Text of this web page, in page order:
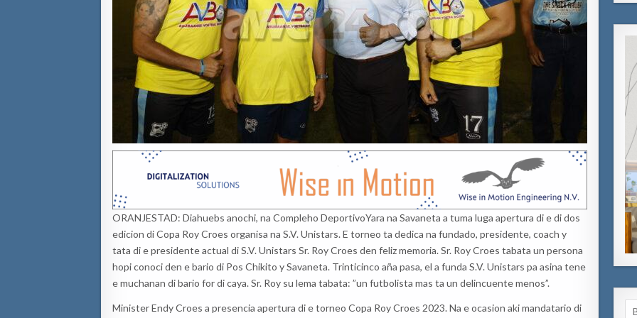
ORANJESTAD: Diahuebs anochi, na Compleho DeportivoYara na Savaneta a tuma luga apertura di e di dos
edicion di Copa Roy Croes organisa na S.V. Unistars.E torneo ta dedica na fundado, presidente, coach y
tata di e presidente actual di S.V. Unistars Sr. Roy Croes den feliz memoria.Sr. Roy Croes tabata un persona
hopiconoci den e bario di Pos Chikito y Savaneta. Trinticinco aña pasa, el a funda S.V. Unistars pa asina tene
e muchanan di bario for di caya.Sr. Roy su lema tabata: ”un futbolista mas ta un delincuente menos”.
Minister Endy Croes a presencia apertura di e torneo Copa Roy Croes 2023. Na e ocasion aki mandatario di